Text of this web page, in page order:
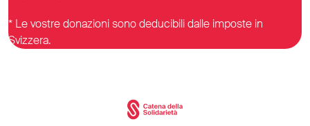
* Le vostre donazioni sono deducibili dalle imposte in
Svizzera.